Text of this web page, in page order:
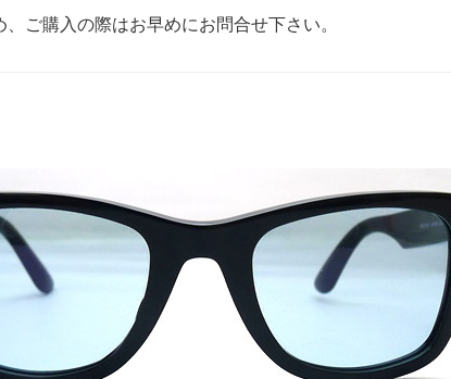
ご購入の際はお早めにお問合せ下さい。